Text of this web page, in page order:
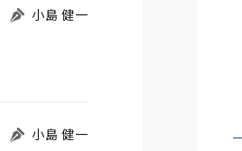
小島 健一
小島 健一